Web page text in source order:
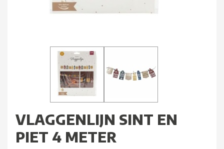
VLAGGENLIJN SINT EN
PIET 4 METER